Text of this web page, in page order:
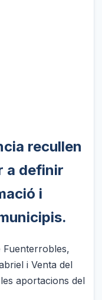
recullen
a definir
i
Fuenterrobles,
i Venta del
aportacions del